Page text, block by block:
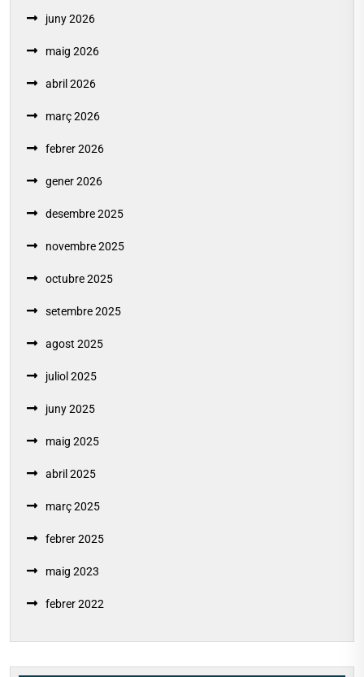
juny 2026
maig 2026
abril 2026
març 2026
febrer 2026
gener 2026
desembre 2025
novembre 2025
octubre 2025
setembre 2025
agost 2025
juliol 2025
juny 2025
maig 2025
abril 2025
març 2025
febrer 2025
maig 2023
febrer 2022